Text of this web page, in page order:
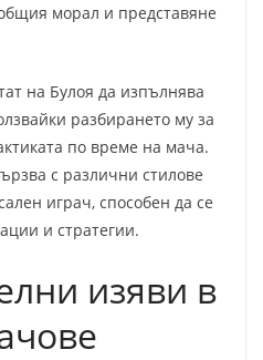
морал и представяне
на Булоя да изпълнява
разбирането му за
по време на мача.
с различни стилове
играч, способен да се
и стратегии.
изяви в